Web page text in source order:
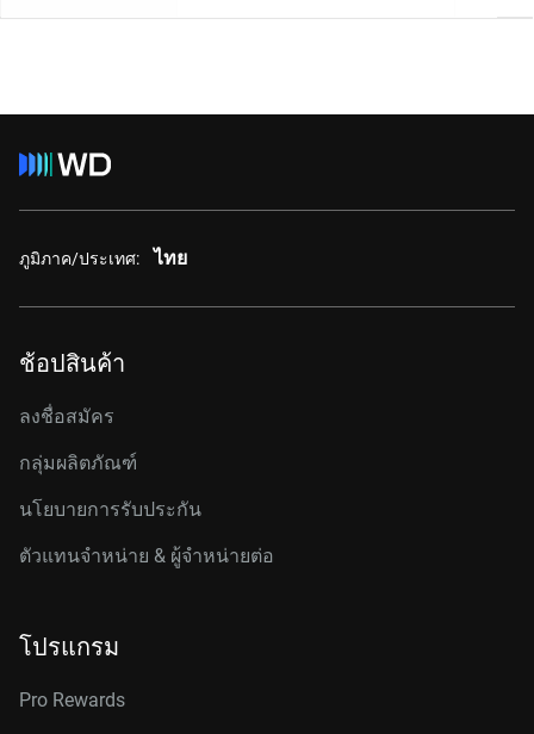
ภูมิภาค/ประเทศ: ไทย
ช้อปสินค้า
ลงชื่อสมัคร
กลุ่มผลิตภัณฑ์
นโยบายการรับประกัน
ตัวแทนจำหน่าย & ผู้จำหน่ายต่อ
โปรแกรม
Pro Rewards